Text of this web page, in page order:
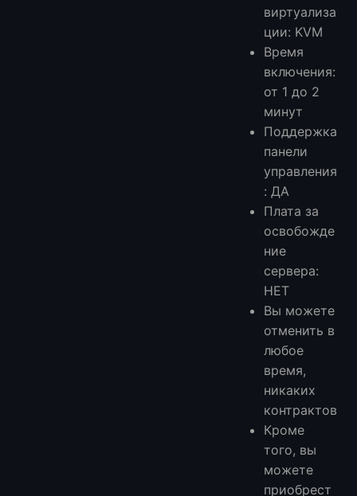
виртуализа
ции: KVM
Время
включения:
от 1 до 2
минут
Поддержка
панели
управления
: ДА
Плата за
освобожде
ние
сервера:
НЕТ
Вы можете
отменить в
любое
время,
никаких
контрактов
Кроме
того, вы
можете
приобрест